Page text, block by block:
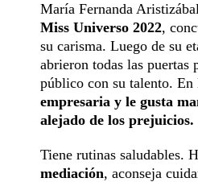
María Fernanda
Miss Universo 2022,
su carisma. Luego de su
abrieron todas las puertas
público con su talento. En
empresaria y le gusta
alejado de los prejuicios.
Tiene rutinas saludables.
mediación, aconseja